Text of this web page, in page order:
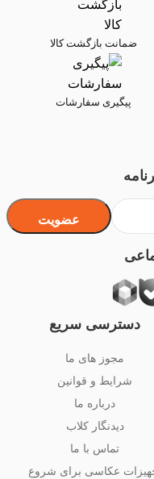
ضمانت بازگشت کالا
پیگیری سفارشات
دسترسی سریع
مجوز های ما
شرایط و قوانین
درباره ما
دیدنگار کلاب
تماس با ما
عکاسی برای شروع
عضویت